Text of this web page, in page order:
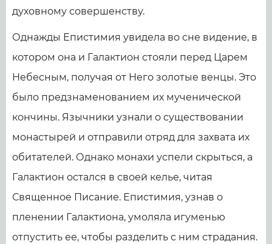
духовному совершенству.
Однажды Епистимия увидела во сне видение, в
котором она и Галактион стояли перед Царем
Небесным, получая от Него золотые венцы. Это
было предзнаменованием их мученической
кончины. Язычники узнали о существовании
монастырей и отправили отряд для захвата их
обитателей. Однако монахи успели скрыться, а
Галактион остался в своей келье, читая
Священное Писание. Епистимия, узнав о
пленении Галактиона, умоляла игуменью
отпустить ее, чтобы разделить с ним страдания.